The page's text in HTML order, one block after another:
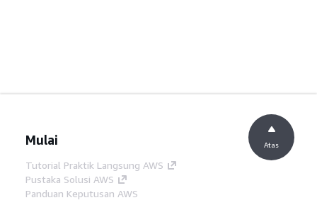
Mulai
Tutorial Praktik Langsung AWS
Pustaka Solusi AWS
Panduan Keputusan AWS
Atas